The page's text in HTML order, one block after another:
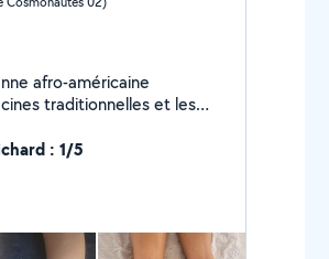
afro-américaine
traditionnelles et les
agiles, offrent un toucher à
Ma voix douce et
soin dans une
à travers différents
: 1/5